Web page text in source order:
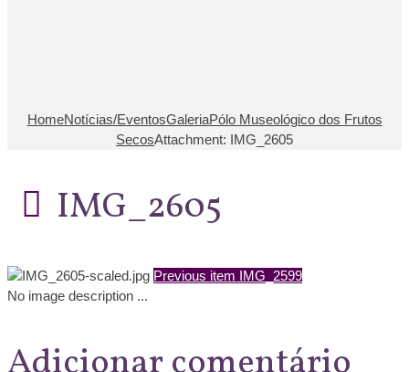
HomeNotícias/EventosGaleriaPólo Museológico dos Frutos
SecosAttachment: IMG_2605
IMG_2605
Previous item IMG_2599
No image description ...